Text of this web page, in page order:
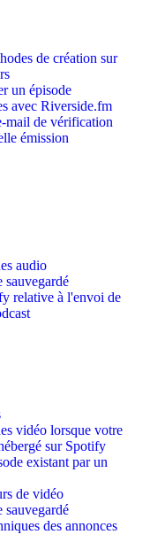
de création sur
un épisode
avec Riverside.fm
mail de vérification
émission
audio
sauvegardé
relative à l'envoi de
vidéo lorsque votre
sur Spotify
existant par un
de vidéo
sauvegardé
des annonces